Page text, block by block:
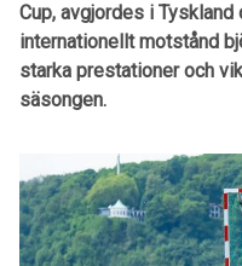
Cup, avgjordes i
internationellt motstånd
starka prestationer och
säsongen.